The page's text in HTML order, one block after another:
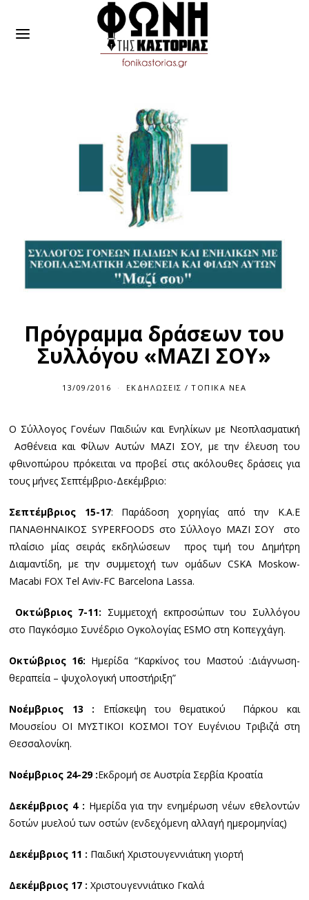
Πρόγραμμα δράσεων του
Συλλόγου «ΜΑΖΙ ΣΟΥ»
13/09/2016 ΕΚΔΗΛΏΣΕΙΣ / ΤΟΠΙΚΆ ΝΈΑ
Ο Σύλλογος Γονέων Παιδιών και Ενηλίκων με Νεοπλασματική
Ασθένεια και Φίλων Αυτών ΜΑΖΙ ΣΟΥ, με την έλευση του
φθινοπώρου πρόκειται να προβεί στις ακόλουθες δράσεις για
τους μήνες Σεπτέμβριο-Δεκέμβριο:
Σεπτέμβριος 15-17: Παράδοση χορηγίας από την Κ.Α.Ε
ΠΑΝΑΘΗΝΑΙΚΟΣ SYPERFOODS στο Σύλλογο ΜΑΖΙ ΣΟΥ στο
πλαίσιο μίας σειράς εκδηλώσεων προς τιμή του Δημήτρη
Διαμαντίδη, με την συμμετοχή των ομάδων CSKA Moskow-
Macabi FOX Tel Aviv-FC Barcelona Lassa.
Οκτώβριος7-11: Συμμετοχή εκπροσώπων του Συλλόγου
στο Παγκόσμιο Συνέδριο Ογκολογίας ESMO στη Κοπεγχάγη.
Οκτώβριος 16: Ημερίδα “Καρκίνος του Μαστού :Διάγνωση-
θεραπεία – ψυχολογική υποστήριξη”
Νοέμβριος 13 : Επίσκεψη του θεματικού Πάρκου και
Μουσείου ΟΙ ΜΥΣΤΙΚΟΙ ΚΟΣΜΟΙ ΤΟΥ Ευγένιου Τριβιζά στη
Θεσσαλονίκη.
Νοέμβριος 24-29 :Εκδρομή σε Αυστρία Σερβία Κροατία
Δεκέμβριος 4 : Ημερίδα για την ενημέρωση νέων εθελοντών
δοτών μυελού των οστών (ενδεχόμενη αλλαγή ημερομηνίας)
Δεκέμβριος 11 : Παιδική Χριστουγεννιάτικη γιορτή
Δεκέμβριος 17 :Χριστουγεννιάτικο Γκαλά